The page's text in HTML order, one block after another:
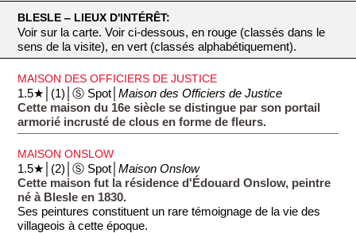
BLESLE ‒ LIEUX D'INTÉRÊT:
Voir sur la carte. Voir ci-dessous, en rouge (classés dans le
sens de la visite), en vert (classés alphabétiquement).
MAISON DES OFFICIERS DE JUSTICE
1.5★│(1)│Ⓢ Spot│Maison des Officiers de Justice
Cette maison du 16e siècle se distingue par son portail
armorié incrusté de clous en forme de fleurs.
MAISON ONSLOW
1.5★│(2)│Ⓢ Spot│Maison Onslow
Cette maison fut la résidence d'Édouard Onslow, peintre
né à Blesle en 1830.
Ses peintures constituent un rare témoignage de la vie des
villageois à cette époque.